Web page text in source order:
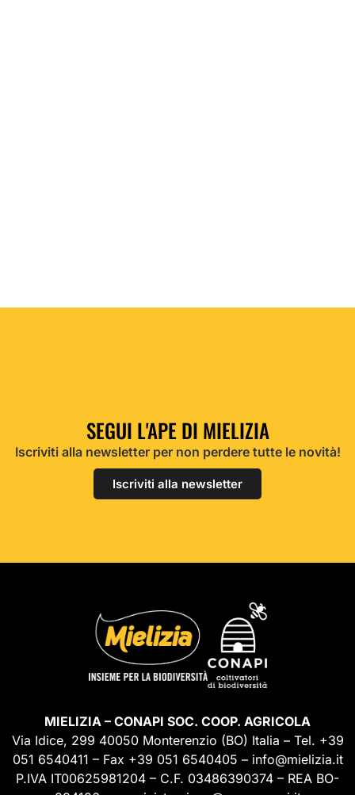
SEGUI L'APE DI MIELIZIA
Iscriviti alla newsletter per non perdere tutte le novità!
Iscriviti alla newsletter
MIELIZIA – CONAPI SOC. COOP. AGRICOLA
Via Idice, 299 40050 Monterenzio (BO) Italia – Tel. +39
051 6540411 – Fax +39 051 6540405 – info@mielizia.it
P.IVA IT00625981204 – C.F. 03486390374 – REA BO-